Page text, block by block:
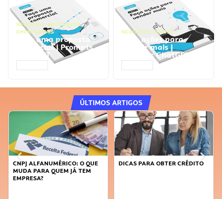
NEGÓCIOS, PROCESSOS
EMPRESARIAIS
Faça uma proposta
comercial | Prompts
ChatGPT
NEGÓCIOS, VENDAS
Faça ações para
vender mais |
Prompts ChatGPT
ÚLTIMOS ARTIGOS
DICAS PARA OBTER CRÉDITO
FAÇA A DIFERENÇA: SEJA